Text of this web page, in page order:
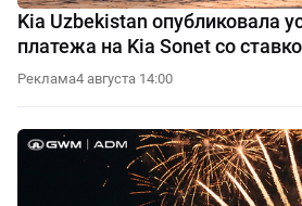
Kia Uzbekistan опубликовала
платежа на Kia Sonet со
Реклама4 августа 14:00